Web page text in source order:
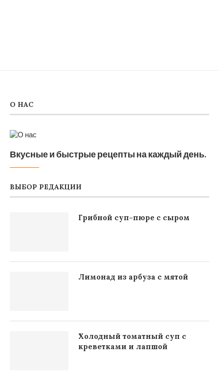
О НАС
Вкусные и быстрые рецепты на каждый день.
ВЫБОР РЕДАКЦИИ
Грибной суп-пюре с сыром
Лимонад из арбуза с мятой
Холодный томатный суп с
креветками и лапшой